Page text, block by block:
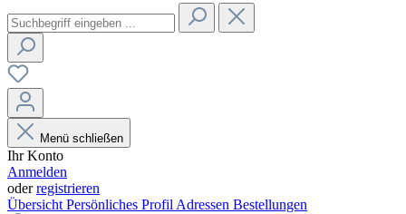
Menü schließen
Ihr Konto
Anmelden
oderregistrieren
ÜbersichtPersönliches ProfilAdressen Bestellungen